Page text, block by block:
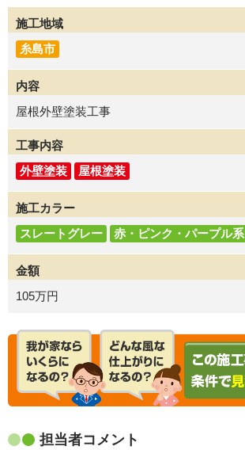
施工地域
糸島市
内容
屋根外壁塗装工事
工事内容
外壁塗装
屋根塗装
施工カラー
スレートグレー
赤・ピンク・パープル系
金額
105万円
担当者コメント